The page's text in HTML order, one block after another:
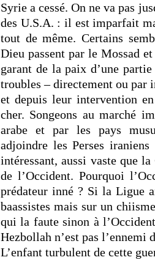
Syrie a cessé. On ne va pas
des U.S.A. : il est imparfait
tout de même. Certains
Dieu passent par le Mossad
garant de la paix d’une
troubles – directement ou par
et depuis leur intervention
cher. Songeons au marché
arabe et par les pays
adjoindre les Perses
intéressant, aussi vaste que
de l’Occident. Pourquoi
prédateur inné ? Si la Ligue
baassistes mais sur un
qui la faute sinon à
Hezbollah n’est pas l’ennemi
L’enfant turbulent de cette